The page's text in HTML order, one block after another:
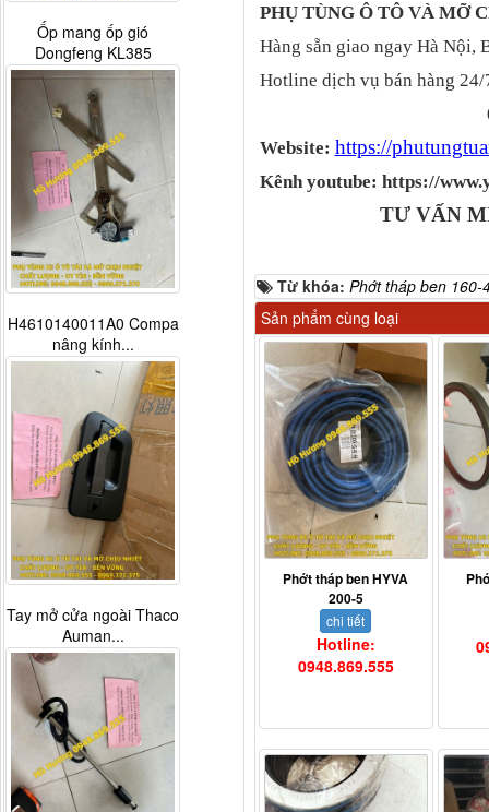
PHỤ TÙNG Ô TÔ VÀ MỠ
Hàng sẵn giao ngay Hà Nội,
Hotline dịch vụ bán hàng 24/
Website: https://
Kênh youtube: https://
TƯ VẤN
Từ khóa: Phớt tháp ben 160-
Sản phẩm cùng loại
Phớt tháp ben HYVA
200-5
chi tiết
Hotline:
0948.869.555
Ốp mang ốp gió
Dongfeng KL385
H4610140011A0 Compa
nâng kính...
Tay mở cửa ngoài Thaco
Auman...